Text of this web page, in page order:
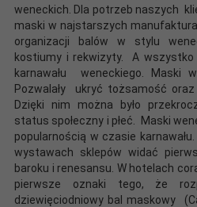
weneckich. Dla potrzeb naszych
maski w najstarszych
organizacji balów w stylu
kostiumy i rekwizyty. A
karnawału weneckiego. Maski
Pozwalały ukryć tożsamość
Dzięki nim można było
status społeczny i płeć. Maski
popularnością w czasie
wystawach sklepów widać
baroku i renesansu. W hotelach
pierwsze oznaki tego, że
dziewięciodniowy bal maskowy